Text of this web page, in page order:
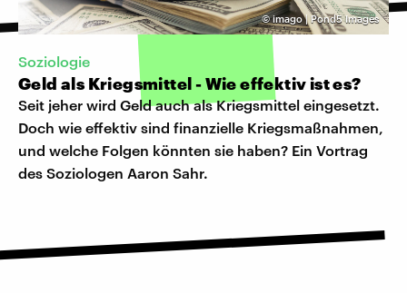
©imago | Pond5 Images
Soziologie
Geld als Kriegsmittel - Wie effektiv ist es?
Seit jeher wird Geld auch als Kriegsmittel eingesetzt.
Doch wie effektiv sind finanzielle Kriegsmaßnahmen,
und welche Folgen könnten sie haben? Ein Vortrag
des Soziologen Aaron Sahr.